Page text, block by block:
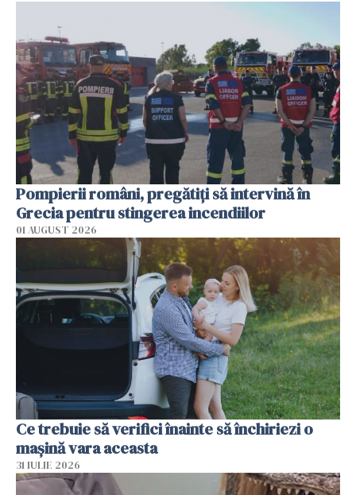
Pompierii români, pregătiţi să intervină în
Grecia pentru stingerea incendiilor
01 AUGUST 2026
Ce trebuie să verifici înainte să închiriezi o
mașină vara aceasta
31 IULIE 2026